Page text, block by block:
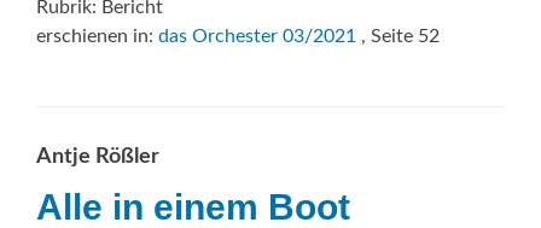
Rubrik: Bericht
erschienen in: das Orchester 03/2021 , Seite 52
Antje Rößler
Alle in einem Boot